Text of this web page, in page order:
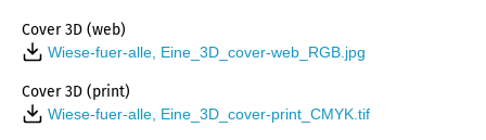
Cover 3D (web)
Wiese-fuer-alle, Eine_3D_cover-web_RGB.jpg
Cover 3D (print)
Wiese-fuer-alle, Eine_3D_cover-print_CMYK.tif